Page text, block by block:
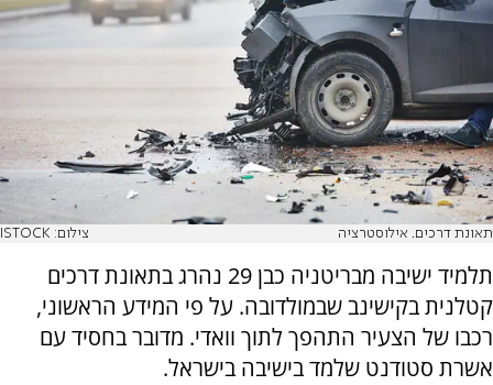
תאונת דרכים. אילוסטרציה צילום: ISTOCK
תלמיד ישיבה מבריטניה כבן 29 נהרג בתאונת דרכים
קטלנית בקישינב שבמולדובה. על פי המידע הראשוני,
רכבו של הצעיר התהפך לתוך וואדי. מדובר בחסיד עם
אשרת סטודנט שלמד בישיבה בישראל.